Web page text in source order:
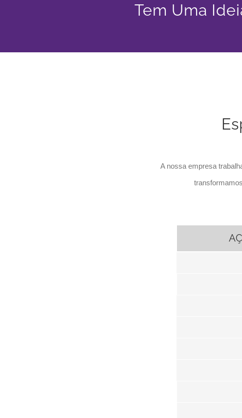
Tem Uma
A nossa empresa